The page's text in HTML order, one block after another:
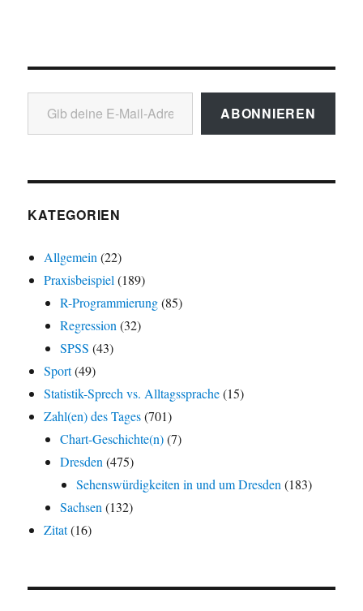
Gib deine E-Mail-Adresse ein ...
ABONNIEREN
KATEGORIEN
Allgemein (22)
Praxisbeispiel (189)
R-Programmierung(85)
Regression (32)
SPSS (43)
Sport(49)
Statistik-Sprech vs. Alltagssprache(15)
Zahl(en) des Tages(701)
Chart-Geschichte(n)(7)
Dresden (475)
Sehenswürdigkeiten in und um Dresden (183)
Sachsen (132)
Zitat(16)